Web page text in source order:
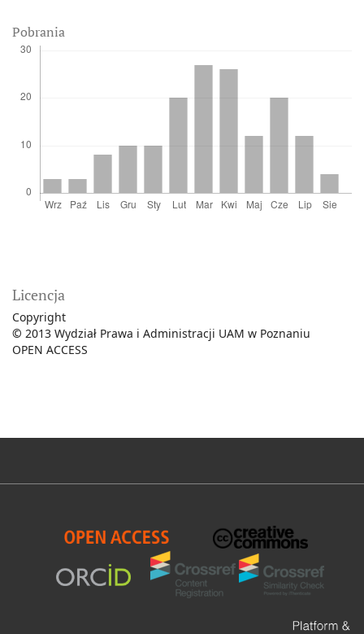
Pobrania
Licencja
Copyright
© 2013 Wydział Prawa i Administracji UAM w Poznaniu
OPEN ACCESS